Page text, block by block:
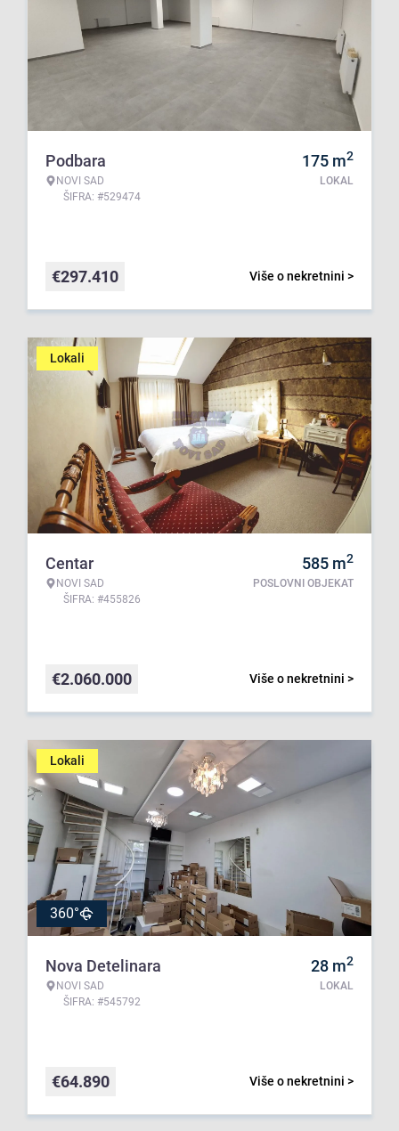
Podbara
NOVI SAD
ŠIFRA: #529474
175 m2
LOKAL
Više o nekretnini >
€297.410
Lokali
Centar
NOVI SAD
ŠIFRA: #455826
585 m2
POSLOVNI OBJEKAT
Više o nekretnini >
€2.060.000
Lokali
360°
Nova Detelinara
NOVI SAD
ŠIFRA: #545792
28 m2
LOKAL
Više o nekretnini >
€64.890